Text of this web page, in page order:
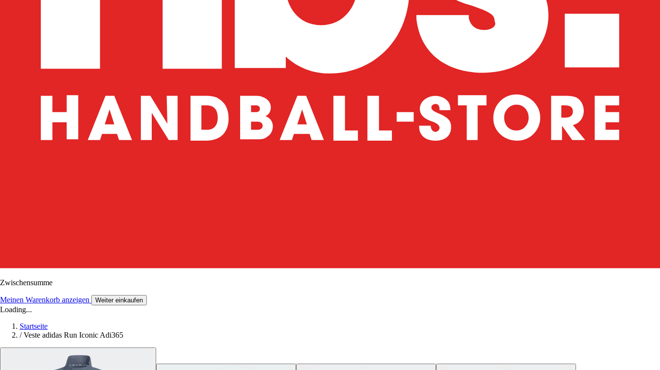
Zwischensumme
Meinen Warenkorb anzeigen Weiter einkaufen
Loading...
Startseite
/ Veste adidas Run Iconic Adi365